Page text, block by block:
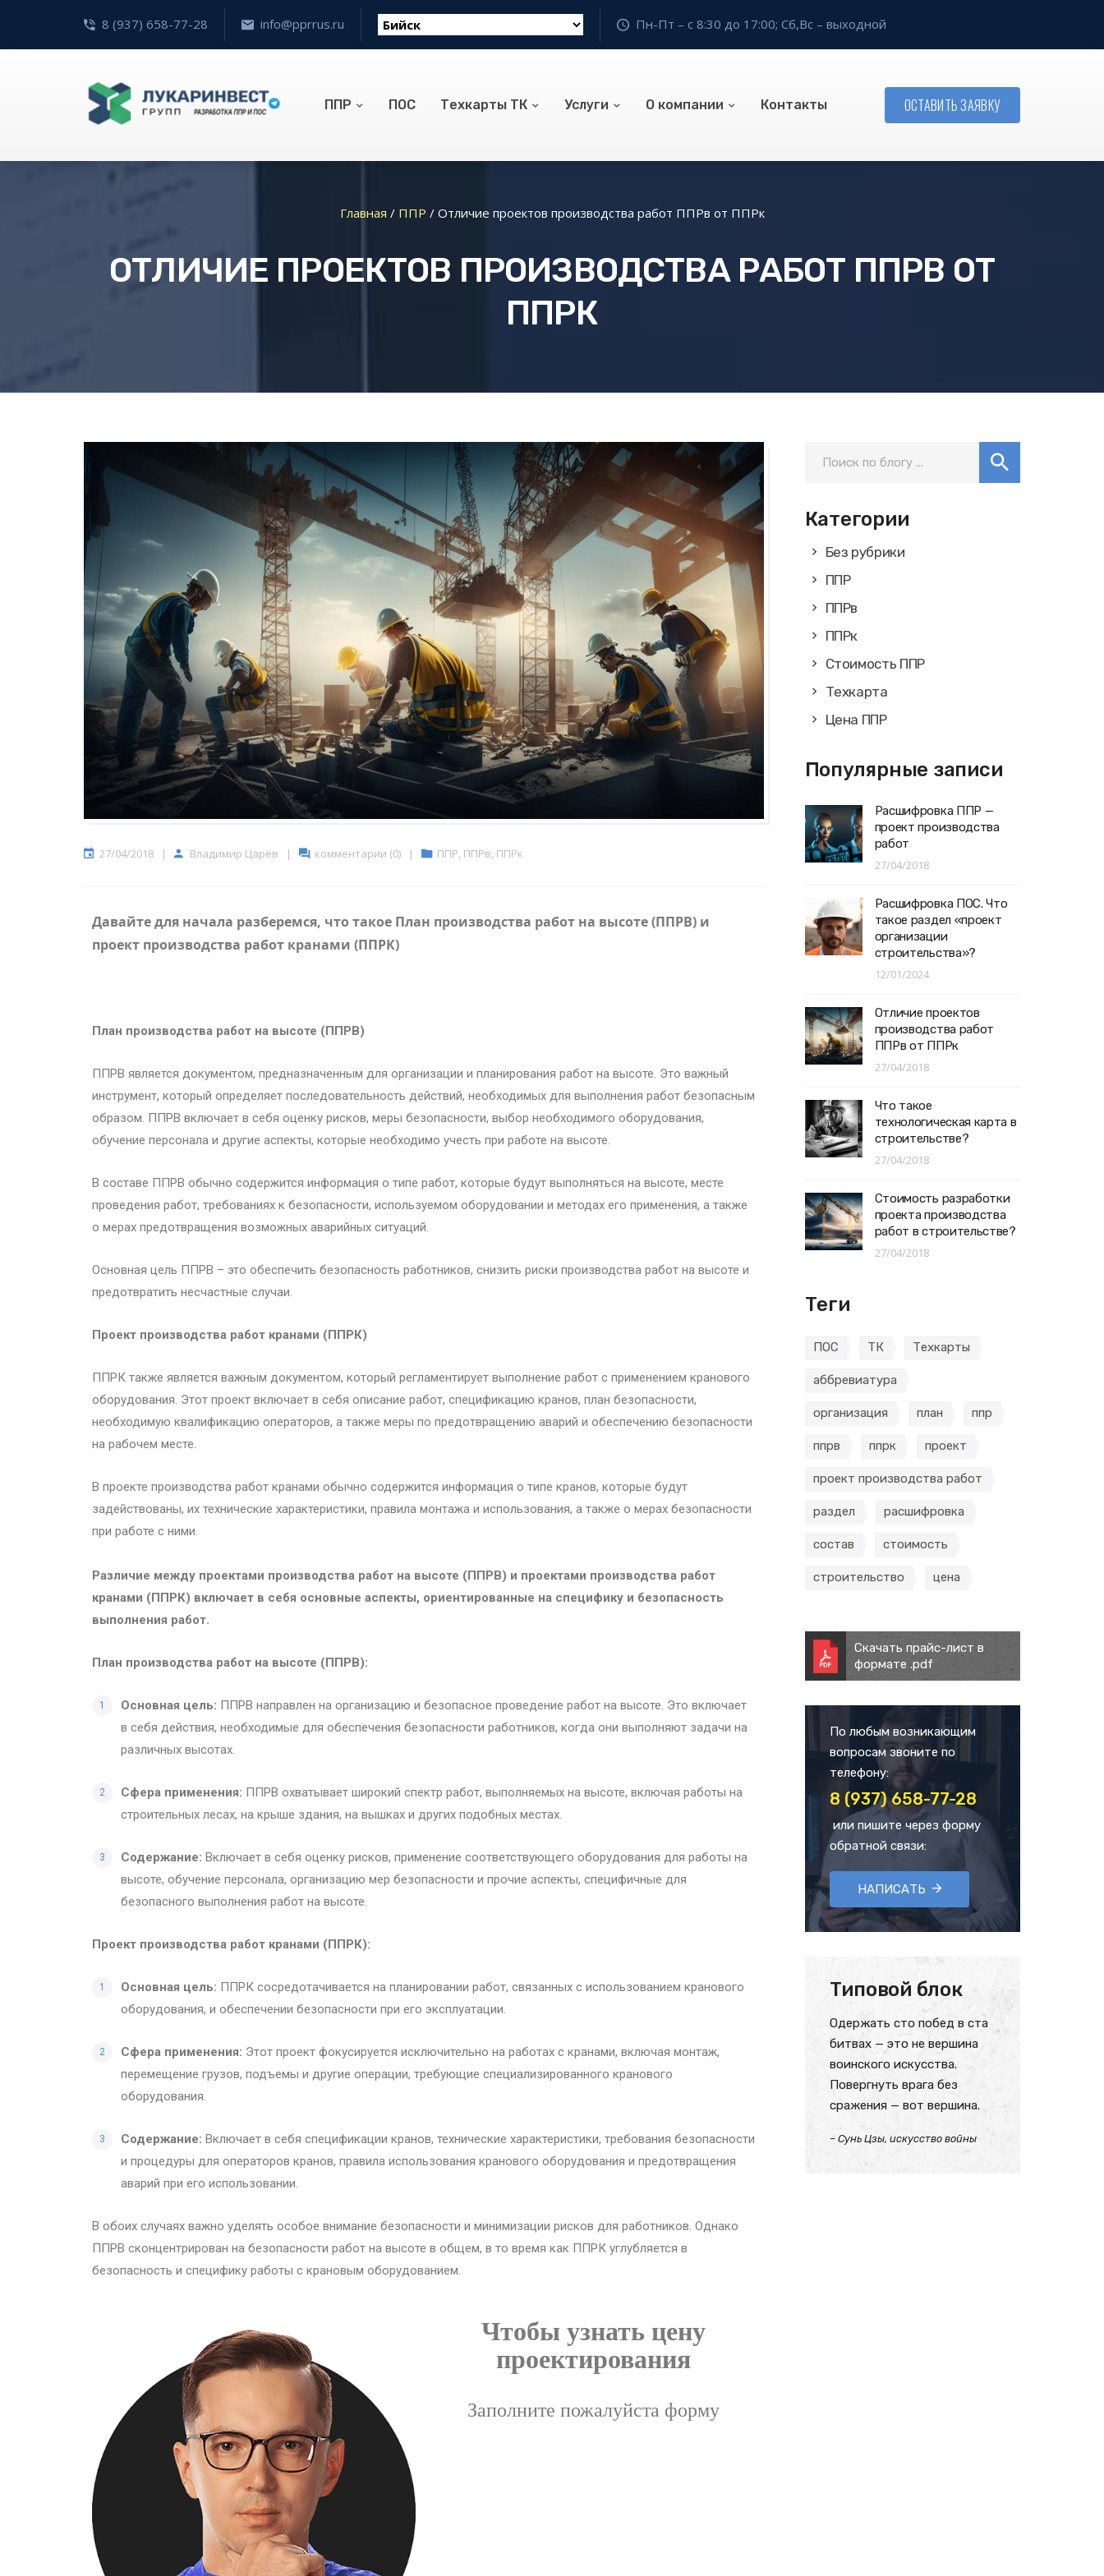
8 (937) 658-77-28 info@pprrus.ru Пн-Пт – с 8:30 до 17:00; Сб,Вс – выходной
ППР ПОС Техкарты ТК Услуги О компании Контакты ОСТАВИТЬ ЗАЯВКУ
Главная / ППР / Отличие проектов производства работ ППРв от ППРк
ОТЛИЧИЕ ПРОЕКТОВ ПРОИЗВОДСТВА РАБОТ ППРВ ОТ
ППРК
27/04/2018 | Владимир Царёв | комментарии (0) | ППР, ППРв, ППРк
Давайте для начала разберемся, что такое План производства работ на высоте (ППРВ) и
проект производства работ кранами (ППРК)
План производства работ на высоте (ППРВ)
ППРВ является документом, предназначенным для организации и планирования работ на высоте. Это важный
инструмент, который определяет последовательность действий, необходимых для выполнения работ безопасным
образом. ППРВ включает в себя оценку рисков, меры безопасности, выбор необходимого оборудования,
обучение персонала и другие аспекты, которые необходимо учесть при работе на высоте.
В составе ППРВ обычно содержится информация о типе работ, которые будут выполняться на высоте, месте
проведения работ, требованиях к безопасности, используемом оборудовании и методах его применения, а также
о мерах предотвращения возможных аварийных ситуаций.
Основная цель ППРВ – это обеспечить безопасность работников, снизить риски производства работ на высоте и
предотвратить несчастные случаи.
Проект производства работ кранами (ППРК)
ППРК также является важным документом, который регламентирует выполнение работ с применением кранового
оборудования. Этот проект включает в себя описание работ, спецификацию кранов, план безопасности,
необходимую квалификацию операторов, а также меры по предотвращению аварий и обеспечению безопасности
на рабочем месте.
В проекте производства работ кранами обычно содержится информация о типе кранов, которые будут
задействованы, их технические характеристики, правила монтажа и использования, а также о мерах безопасности
при работе с ними.
Различие между проектами производства работ на высоте (ППРВ) и проектами производства работ
кранами (ППРК) включает в себя основные аспекты, ориентированные на специфику и безопасность
выполнения работ.
План производства работ на высоте (ППРВ):
Основная цель: ППРВ направлен на организацию и безопасное проведение работ на высоте. Это включает
в себя действия, необходимые для обеспечения безопасности работников, когда они выполняют задачи на
различных высотах.
Сфера применения: ППРВ охватывает широкий спектр работ, выполняемых на высоте, включая работы на
строительных лесах, на крыше здания, на вышках и других подобных местах.
Содержание: Включает в себя оценку рисков, применение соответствующего оборудования для работы на
высоте, обучение персонала, организацию мер безопасности и прочие аспекты, специфичные для
безопасного выполнения работ на высоте.
Проект производства работ кранами (ППРК):
Основная цель: ППРК сосредотачивается на планировании работ, связанных с использованием кранового
оборудования, и обеспечении безопасности при его эксплуатации.
Сфера применения: Этот проект фокусируется исключительно на работах с кранами, включая монтаж,
перемещение грузов, подъемы и другие операции, требующие специализированного кранового
оборудования.
Содержание: Включает в себя спецификации кранов, технические характеристики, требования безопасности
и процедуры для операторов кранов, правила использования кранового оборудования и предотвращения
аварий при его использовании.
В обоих случаях важно уделять особое внимание безопасности и минимизации рисков для работников. Однако
ППРВ сконцентрирован на безопасности работ на высоте в общем, в то время как ППРК углубляется в
безопасность и специфику работы с крановым оборудованием.
Чтобы узнать цену
проектирования
Заполните пожалуйста форму
Категории
Без рубрики
ППР
ППРв
ППРк
Стоимость ППР
Техкарта
Цена ППР
Популярные записи
Расшифровка ППР —
проект производства
работ
27/04/2018
Расшифровка ПОС. Что
такое раздел «проект
организации
строительства»?
12/01/2024
Отличие проектов
производства работ
ППРв от ППРк
27/04/2018
Что такое
технологическая карта в
строительстве?
27/04/2018
Стоимость разработки
проекта производства
работ в строительстве?
27/04/2018
Теги
ПОС ТК Техкарты
аббревиатура
организация план ппр
ппрв ппрк проект
проект производства работ
раздел расшифровка
состав стоимость
строительство цена
Скачать прайс-лист в
формате .pdf
По любым возникающим
вопросам звоните по
телефону:
8 (937) 658-77-28
или пишите через форму
обратной связи:
НАПИСАТЬ
Типовой блок
Одержать сто побед в ста
битвах — это не вершина
воинского искусства.
Повергнуть врага без
сражения — вот вершина.
– Сунь Цзы, искусство войны